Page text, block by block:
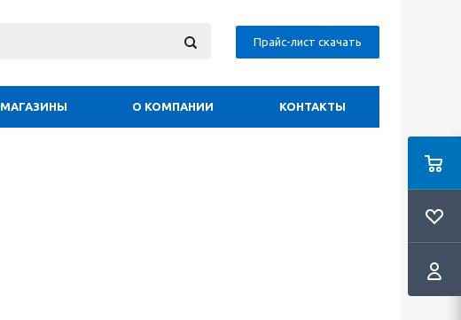
Прайс-лист скачать
МАГАЗИНЫ О КОМПАНИИ КОНТАКТЫ